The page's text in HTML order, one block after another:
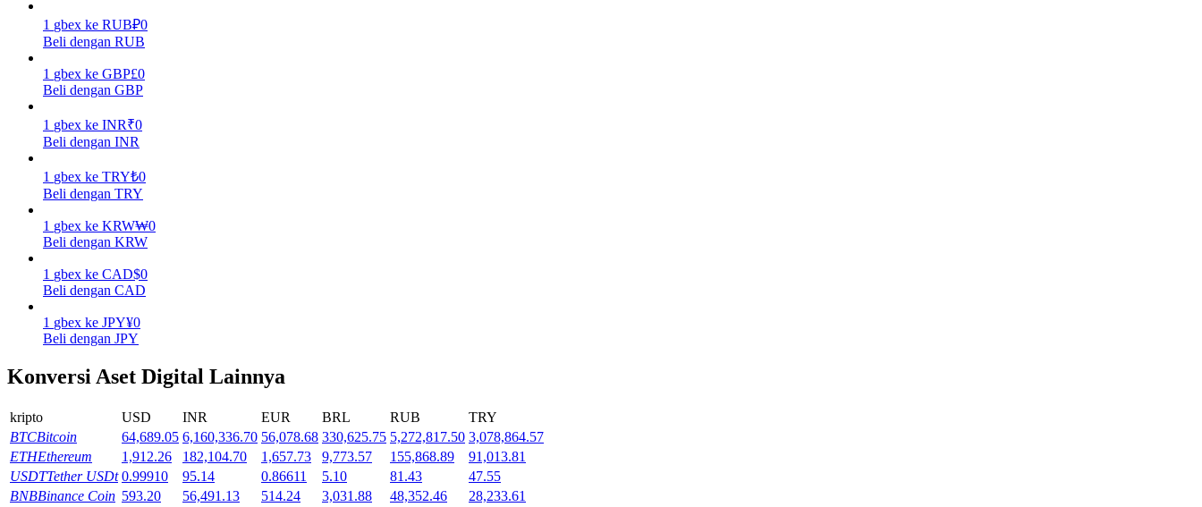
Menghasilkan
Babi Kekuatan
1 gbex ke RUB₽0
Beli dengan RUB
1 gbex ke GBP£0
Beli dengan GBP
1 gbex ke INR₹0
Beli dengan INR
1 gbex ke TRY₺0
Beli dengan TRY
1 gbex ke KRW₩0
Beli dengan KRW
1 gbex ke CAD$0
Beli dengan CAD
1 gbex ke JPY¥0
Beli dengan JPY
Konversi Aset Digital Lainnya
kripto USD INR EUR BRL RUB
TRY
BTCBitcoin 64,689.05 6,160,336.70 56,078.68 330,625.75 5,272,817.50 3,078,864.57
ETHEthereum 1,912.26 182,104.70 1,657.73 9,773.57 155,868.89
91,013.81
USDTTether USDt 0.99910 95.14 0.86611 5.10 81.43
47.55
BNBBinance Coin 593.20 56,491.13 514.24 3,031.88 48,352.46
28,233.61